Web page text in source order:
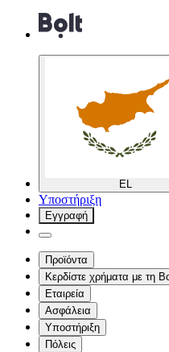
EL
Υποστήριξη
Εγγραφή
Προϊόντα
Κερδίστε χρήματα με τη
Εταιρεία
Ασφάλεια
Υποστήριξη
Πόλεις